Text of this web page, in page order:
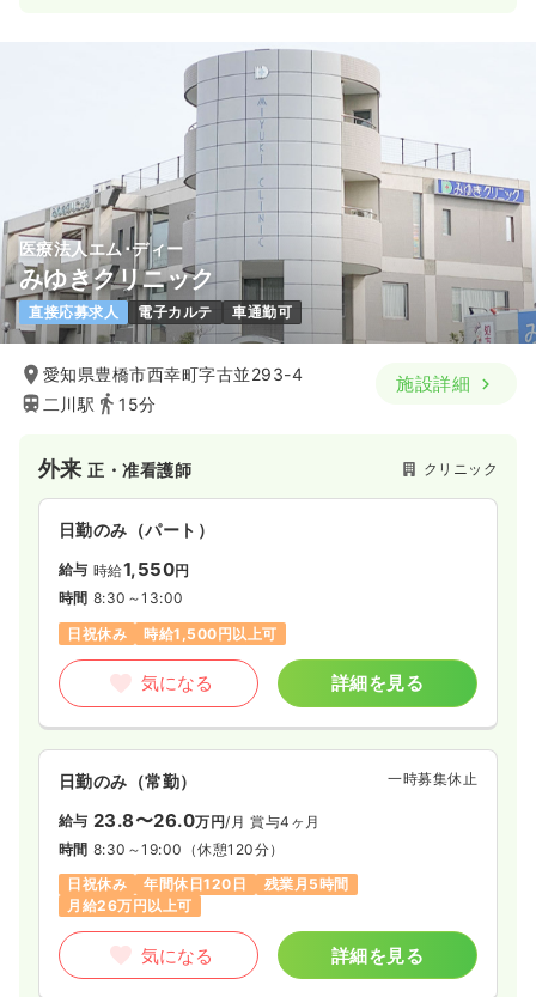
医療法人エム･ディー
みゆきクリニック
直接応募求人 電子カルテ 車通勤可
愛知県豊橋市西幸町字古並293-4
二川駅
15分
施設詳細
外来正・准看護師 クリニック
日勤のみ（パート）
給与 時給1,550円
時間 8:30～13:00
日祝休み
時給1,500円以上可
気になる 詳細を見る
日勤のみ（常勤） 一時募集休止
給与 23.8〜26.0万円/月 賞与4ヶ月
時間 8:30～19:00 （休憩120分）
日祝休み
年間休日120日
残業月5時間
月給26万円以上可
気になる 詳細を見る